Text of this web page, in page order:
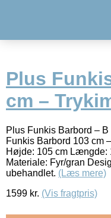
Plus
cm –
Plus Funkis Barbord –
Funkis Barbord 103 cm
Højde: 105 cm Længde:
Materiale: Fyr/gran
ubehandlet. (Læs mere)
1599 kr. (Vis fragtpris)